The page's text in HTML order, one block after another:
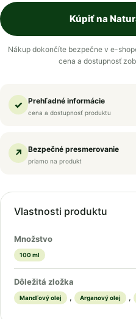
Kúpiť na
Nákup dokončíte bezpečne v e-
cena a dostupnosť
✓ Prehľadné informácie
cena a dostupnosť produktu
↗ Bezpečné presmerovanie
priamo na produkt
Vlastnosti produktu
Množstvo
100 ml
Dôležitá zložka
Mandľový olej , Arganový olej ,